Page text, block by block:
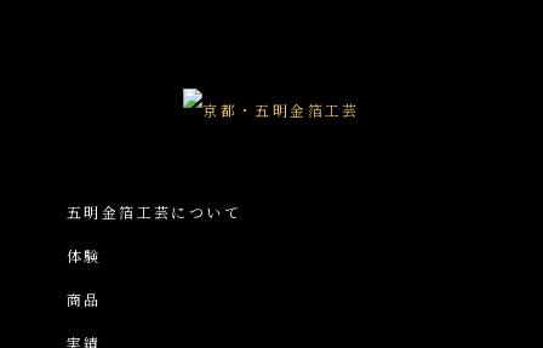
五明金箔工芸について
体験
商品
実績